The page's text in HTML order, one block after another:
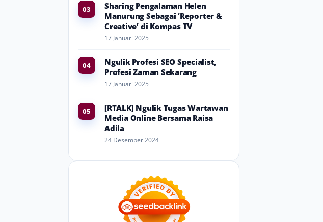
03
Sharing Pengalaman Helen
Manurung Sebagai ‘Reporter &
Creative’ di Kompas TV
17 Januari 2025
04
Ngulik Profesi SEO Specialist,
Profesi Zaman Sekarang
17 Januari 2025
05
[RTALK] Ngulik Tugas Wartawan
Media Online Bersama Raisa
Adila
24 Desember 2024